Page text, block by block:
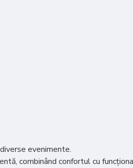
evenimente.
combinând confortul cu